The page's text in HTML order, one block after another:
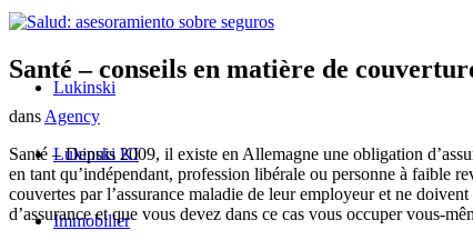
Lukinski
Lukinski KI
Immobilier
Santé – conseils en matière de
dans Agency
Santé – Depuis 2009, il existe en Allemagne une obligation
en tant qu’indépendant, profession libérale ou personne à faible
couvertes par l’assurance maladie de leur employeur et ne
d’assurance et que vous devez dans ce cas vous occuper vous-